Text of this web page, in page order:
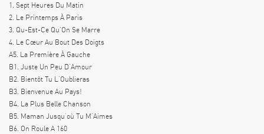
1. Sept Heures Du Matin
2. Le Printemps À Paris
3. Qu-Est-Ce Qu’On Se Marre
4. Le Cœur Au Bout Des Doigts
A5. La Première À Gauche
B1. Juste Un Peu D’Amour
B2. Bientôt Tu L’Oublieras
B3. Bienvenue Au Pays!
B4. La Plus Belle Chanson
B5. Maman Jusqu’où Tu M’Aimes
B6. On Roule A 160